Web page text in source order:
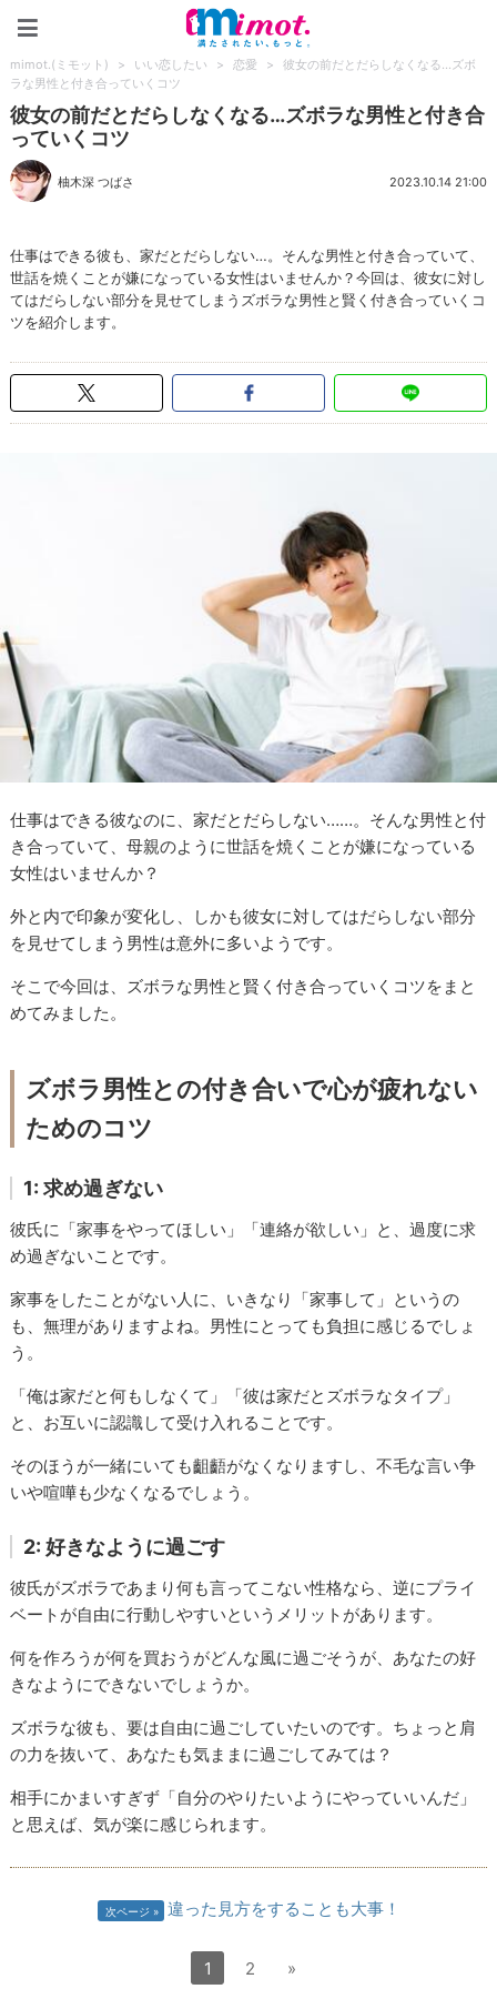
mimot.(ミモット) > いい恋したい > 恋愛 >
彼女の前だとだらしなくなる…ズボ
ラな男性と付き合っていくコツ
彼女の前だとだらしなくなる…ズボラな男性と付き合
っていくコツ
柚木深 つばさ 2023.10.14 21:00
仕事はできる彼も、家だとだらしない…。そんな男性と付き合っていて、
世話を焼くことが嫌になっている女性はいませんか？今回は、彼女に対し
てはだらしない部分を見せてしまうズボラな男性と賢く付き合っていくコ
ツを紹介します。
仕事はできる彼なのに、家だとだらしない……。そんな男性と付
き合っていて、母親のように世話を焼くことが嫌になっている
女性はいませんか？
外と内で印象が変化し、しかも彼女に対してはだらしない部分
を見せてしまう男性は意外に多いようです。
そこで今回は、ズボラな男性と賢く付き合っていくコツをまと
めてみました。
ズボラ男性との付き合いで心が疲れない
ためのコツ
1: 求め過ぎない
彼氏に「家事をやってほしい」「連絡が欲しい」と、過度に求
め過ぎないことです。
家事をしたことがない人に、いきなり「家事して」というの
も、無理がありますよね。男性にとっても負担に感じるでしょ
う。
「俺は家だと何もしなくて」「彼は家だとズボラなタイプ」
と、お互いに認識して受け入れることです。
そのほうが一緒にいても齟齬がなくなりますし、不毛な言い争
いや喧嘩も少なくなるでしょう。
2: 好きなように過ごす
彼氏がズボラであまり何も言ってこない性格なら、逆にプライ
ベートが自由に行動しやすいというメリットがあります。
何を作ろうが何を買おうがどんな風に過ごそうが、あなたの好
きなようにできないでしょうか。
ズボラな彼も、要は自由に過ごしていたいのです。ちょっと肩
の力を抜いて、あなたも気ままに過ごしてみては？
相手にかまいすぎず「自分のやりたいようにやっていいんだ」
と思えば、気が楽に感じられます。
次ページ 違った見方をすることも大事！
1 2 »